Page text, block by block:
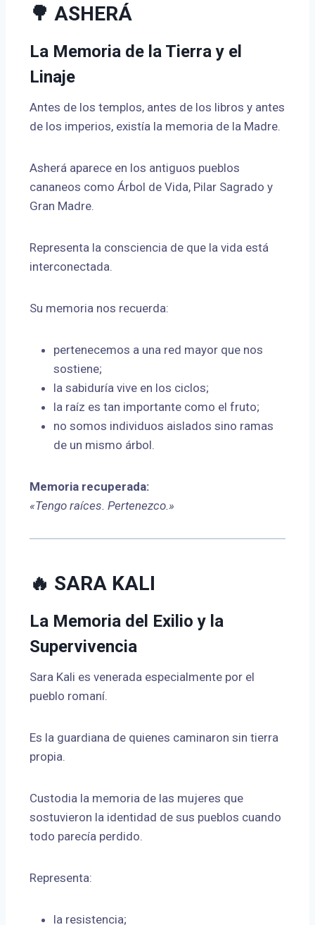
🌳 ASHERÁ
La Memoria de la Tierra y el
Linaje
Antes de los templos, antes de los libros y antes
de los imperios, existía la memoria de la Madre.
Asherá aparece en los antiguos pueblos
cananeos como Árbol de Vida, Pilar Sagrado y
Gran Madre.
Representa la consciencia de que la vida está
interconectada.
Su memoria nos recuerda:
pertenecemos a una red mayor que nos
sostiene;
la sabiduría vive en los ciclos;
la raíz es tan importante como el fruto;
no somos individuos aislados sino ramas
de un mismo árbol.
Memoria recuperada:
«Tengo raíces. Pertenezco.»
🔥 SARA KALI
La Memoria del Exilio y la
Supervivencia
Sara Kali es venerada especialmente por el
pueblo romaní.
Es la guardiana de quienes caminaron sin tierra
propia.
Custodia la memoria de las mujeres que
sostuvieron la identidad de sus pueblos cuando
todo parecía perdido.
Representa:
la resistencia;